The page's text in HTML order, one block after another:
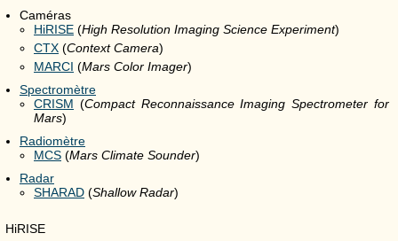
Caméras
HiRISE (High Resolution Imaging Science Experiment)
CTX (Context Camera)
MARCI (Mars Color Imager)
Spectromètre
CRISM (Compact Reconnaissance Imaging Spectrometer for
Mars)
Radiomètre
MCS (Mars Climate Sounder)
Radar
SHARAD (Shallow Radar)
HiRISE